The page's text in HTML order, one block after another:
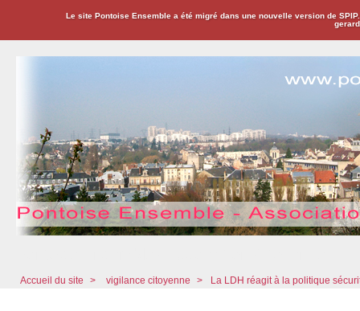
Le site Pontoise Ensemble a été migré dans une nouvelle version de
Accueil du site > vigilance citoyenne > La LDH réagit à la politique